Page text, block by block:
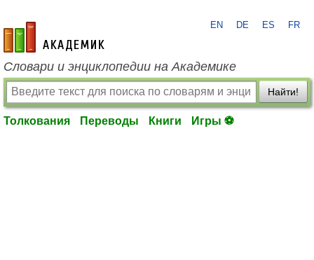
academic.ru
EN DE ES FR
Словари и энциклопедии на Академике
Найти!
Толкования Переводы Книги Игры ⚽